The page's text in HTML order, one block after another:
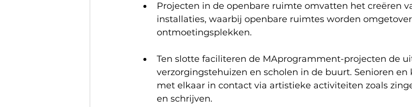
Projecten in de openbare ruimte omvatten het creëren
installaties, waarbij openbare ruimtes worden
ontmoetingsplekken.
Ten slotte faciliteren de MAprogramment-projecten de
verzorgingstehuizen en scholen in de buurt. Senioren
met elkaar in contact via artistieke activiteiten zoals
en schrijven.